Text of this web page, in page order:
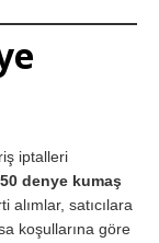
iptalleri
denye kumaş
alımlar, satıcılara
koşullarına göre